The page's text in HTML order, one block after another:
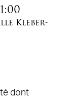
Kleber-
dont